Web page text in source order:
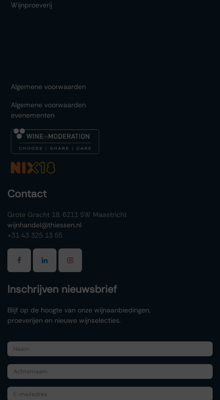
Wijnproeverij
Algemene voorwaarden
Algemene voorwaarden
evenementen
Contact
Grote Gracht 18, 6211 SW Maastricht
wijnhandel@thiessen.nl
+31 43 325 13 55
Inschrijven nieuwsbrief
Blijf op de hoogte van onze wijnaanbiedingen,
proeverijen en nieuwe wijnselecties.